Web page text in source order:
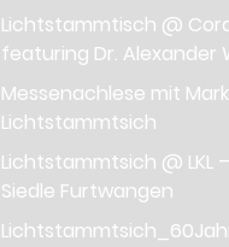
Lichtstammtisch @
featuring Dr. Alexander
Messenachlese mit
Lichtstammtsich
Lichtstammtsich @ LKL
Siedle Furtwangen